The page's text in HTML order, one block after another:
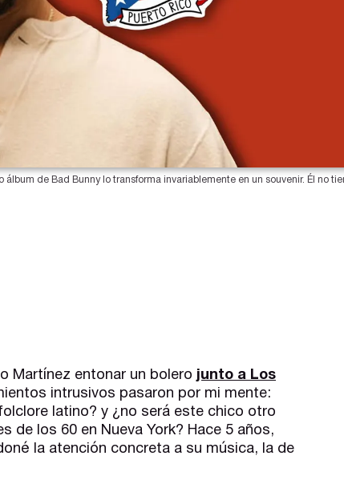
de Bad Bunny lo transforma invariablemente en un souvenir. Él no
Martínez entonar un bolero junto a Los
intrusivos pasaron por mi mente:
latino? y ¿no será este chico otro
de los 60 en Nueva York? Hace 5 años,
la atención concreta a su música, la de